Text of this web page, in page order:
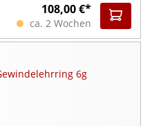
108,00 €*
ca. 2 Wochen
6g